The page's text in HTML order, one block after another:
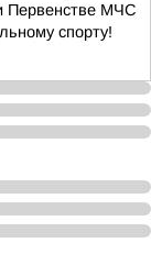
Первенстве МЧС
спорту!